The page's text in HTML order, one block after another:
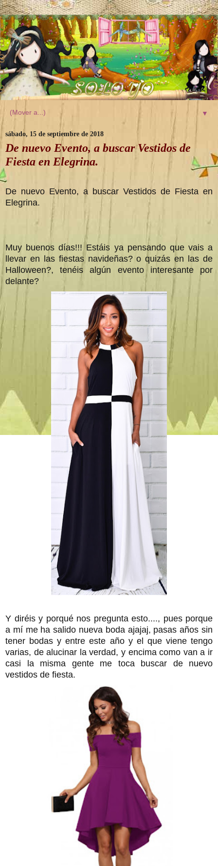
▼
sábado, 15 de septiembre de 2018
De nuevo Evento, a buscar Vestidos de
Fiesta en Elegrina.
De nuevo Evento, a buscar Vestidos de Fiesta en
Elegrina.
Muy buenos días!!! Estáis ya pensando que vais a
llevar en las fiestas navideñas? o quizás en las de
Halloween?, tenéis algún evento interesante por
delante?
Y diréis y porqué nos pregunta esto...., pues porque
a mí me ha salido nueva boda ajajaj, pasas años sin
tener bodas y entre este año y el que viene tengo
varias, de alucinar la verdad, y encima como van a ir
casi la misma gente me toca buscar de nuevo
vestidos de fiesta.